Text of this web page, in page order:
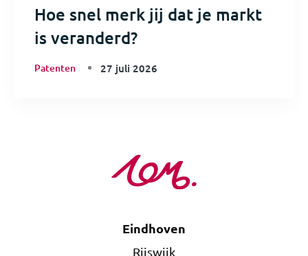
Hoe snel merk jij dat je markt
is veranderd?
Patenten 27 juli 2026
Eindhoven
Rijswijk